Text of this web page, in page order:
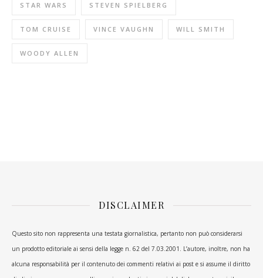
STAR WARS STEVEN SPIELBERG
TOM CRUISE VINCE VAUGHN WILL SMITH
WOODY ALLEN
DISCLAIMER
Questo sito non rappresenta una testata giornalistica, pertanto non può considerarsi
un prodotto editoriale ai sensi della legge n. 62 del 7.03.2001. L’autore, inoltre, non ha
alcuna responsabilità per il contenuto dei commenti relativi ai post e si assume il diritto